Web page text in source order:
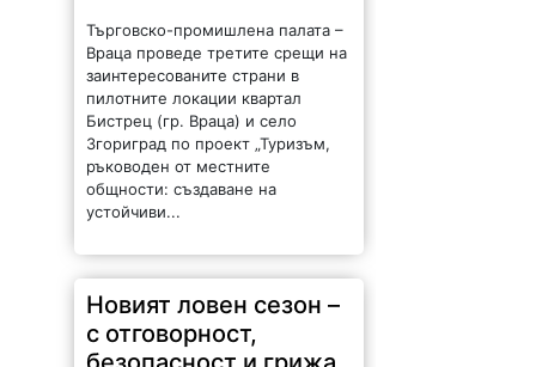
Търговско-промишлена палата –
Враца проведе третите срещи на
заинтересованите страни в
пилотните локации квартал
Бистрец (гр. Враца) и село
Згориград по проект „Туризъм,
ръководен от местните
общности: създаване на
устойчиви...
Новият ловен сезон –
с отговорност,